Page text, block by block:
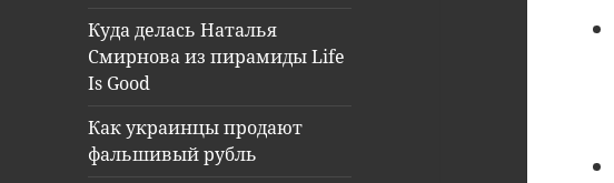
Куда делась Наталья
Смирнова из пирамиды Life
Is Good
Как украинцы продают
фальшивый рубль